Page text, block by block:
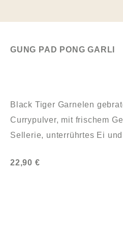
GUNG PAD PONG GARLI
Black Tiger Garnelen
Currypulver, mit frischem
Sellerie, unterrührtes Ei
22,90 €